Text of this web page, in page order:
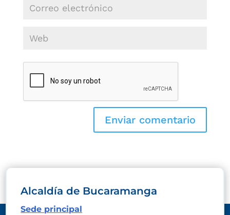
Alcaldía de Bucaramanga
Sede principal